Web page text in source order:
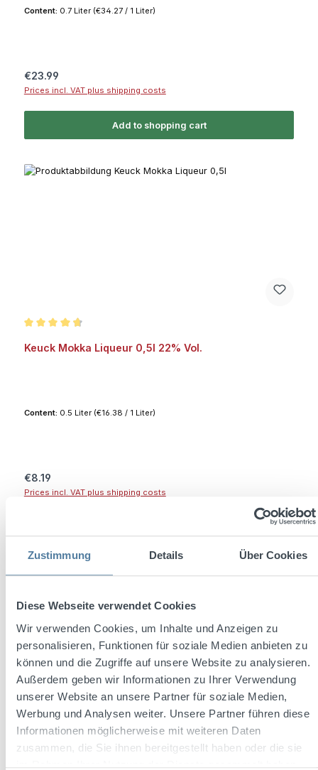
Zustimmung Details Über Cookies
Diese Webseite verwendet Cookies
Wir verwenden Cookies, um Inhalte und Anzeigen zu
personalisieren, Funktionen für soziale Medien anbieten zu
können und die Zugriffe auf unsere Website zu analysieren.
Außerdem geben wir Informationen zu Ihrer Verwendung
unserer Website an unsere Partner für soziale Medien,
Werbung und Analysen weiter. Unsere Partner führen diese
Informationen möglicherweise mit weiteren Daten
zusammen, die Sie ihnen bereitgestellt haben oder die sie
Content: 0.7 Liter (€34.27 / 1 Liter)
Regular price:
€23.99
Prices incl. VAT plus shipping costs
Add to shopping cart
Keuck Mokka Liqueur 0,5l 22% Vol.
Content: 0.5 Liter (€16.38 / 1 Liter)
Regular price:
€8.19
Prices incl. VAT plus shipping costs
Average rating of 4.9 out of 5 stars
Hula Hoop egg liqueur 0,7L 16% vol.